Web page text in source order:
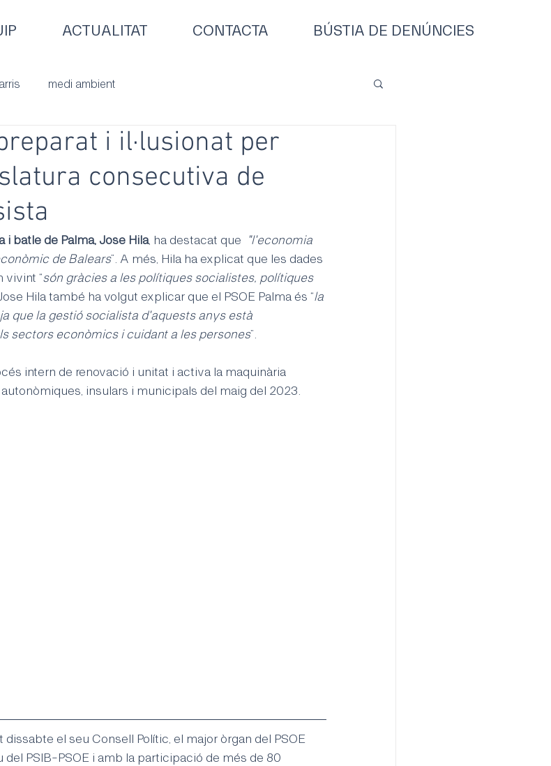
ACTUALITAT CONTACTA BÚSTIA DE DENÚNCIES
medi ambient
i il·lusionat per
consecutiva de
i batle de Palma, Jose Hila, ha destacat que "l'economia
de Balears”. A més, Hila ha explicat que les dades
vivint “són gràcies a les polítiques socialistes, polítiques
Hila també ha volgut explicar que el PSOE Palma és “la
que la gestió socialista d'aquests anys està
sectors econòmics i cuidant a les persones”.
intern de renovació i unitat i activa la maquinària
insulars i municipals del maig del 2023.
el seu Consell Polític, el major òrgan del PSOE
del PSIB-PSOE i amb la participació de més de 80